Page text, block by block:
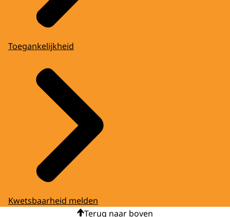
Toegankelijkheid
Kwetsbaarheid melden
Terug naar boven